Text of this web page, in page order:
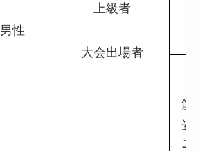
男性
上級者
大会出場者
筋
妥
ニ